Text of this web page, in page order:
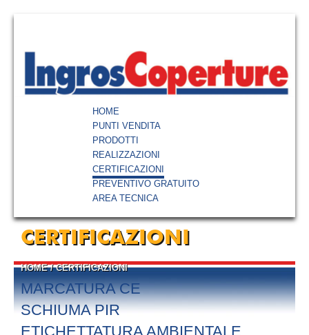
HOME
PUNTI VENDITA
PRODOTTI
REALIZZAZIONI
CERTIFICAZIONI
PREVENTIVO GRATUITO
AREA TECNICA
CERTIFICAZIONI
HOME/CERTIFICAZIONI
MARCATURA CE
SCHIUMA PIR
ETICHETTATURA AMBIENTALE